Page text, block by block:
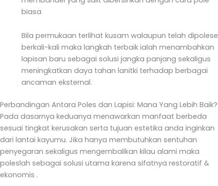
biasa
Bila permukaan terlihat kusam walaupun telah dipolese
berkali-kali maka langkah terbaik ialah menambahkan
lapisan baru sebagai solusi jangka panjang sekaligus
meningkatkan daya tahan lanitki terhadap berbagai
ancaman eksternal.
Perbandingan Antara Poles dan Lapisi: Mana Yang Lebih Baik?
Pada dasarnya keduanya menawarkan manfaat berbeda
sesuai tingkat kerusakan serta tujuan estetika anda inginkan
dari lantai kayumu. Jika hanya membutuhkan sentuhan
penyegaran sekaligus mengembalikan kilau alami maka
poleslah sebagai solusi utama karena sifatnya restoratif &
ekonomis .